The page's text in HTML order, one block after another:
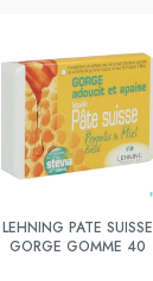
LEHNING PATE SUISSE
GORGE GOMME 40